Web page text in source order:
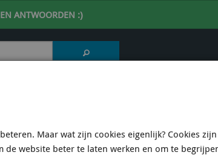
ANTWOORDEN :)
Maar wat zijn cookies eigenlijk? Cookies
website beter te laten werken en om te